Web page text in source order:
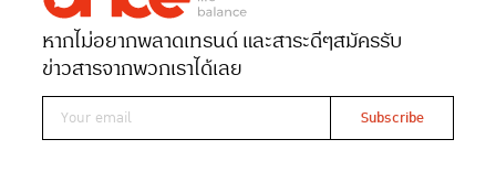
เรื่องอาร์ต ชิน
Date 01-12-2020Views 3005
หากไม่อยากพลาดเทรนด์ และสาระดีๆสมัครรับ
ข่าวสารจากพวกเราได้เลย